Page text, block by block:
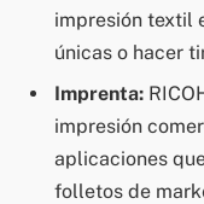
impresión textil
únicas o hacer
Imprenta:
impresión
aplicaciones
folletos de